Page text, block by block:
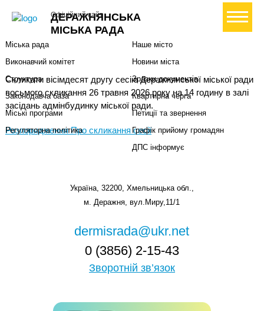
ДЕРАЖНЯНСЬКА
МІСЬКА РАДА
Офіційний сайт+ Створити петицію
Скликати вісімдесят другу сесію Деражнянської міської ради
восьмого скликання 26 травня 2026 року на 14 годину в залі
засідань адмінбудинку міської ради.
Розпорядження Про скликання сесії
Міський голова
Міська рада
Виконавчий комітет
Структура
Законодавча база
Міські програми
Регуляторна політика
Наше місто
Новини міста
Зразки документів
Квартирна черга
Петиції та звернення
Графік прийому громадян
ДПС інформує
Україна, 32200, Хмельницька обл.,
м. Деражня, вул.Миру,11/1
dermisrada@ukr.net
0 (3856) 2-15-43
Зворотній зв’язок